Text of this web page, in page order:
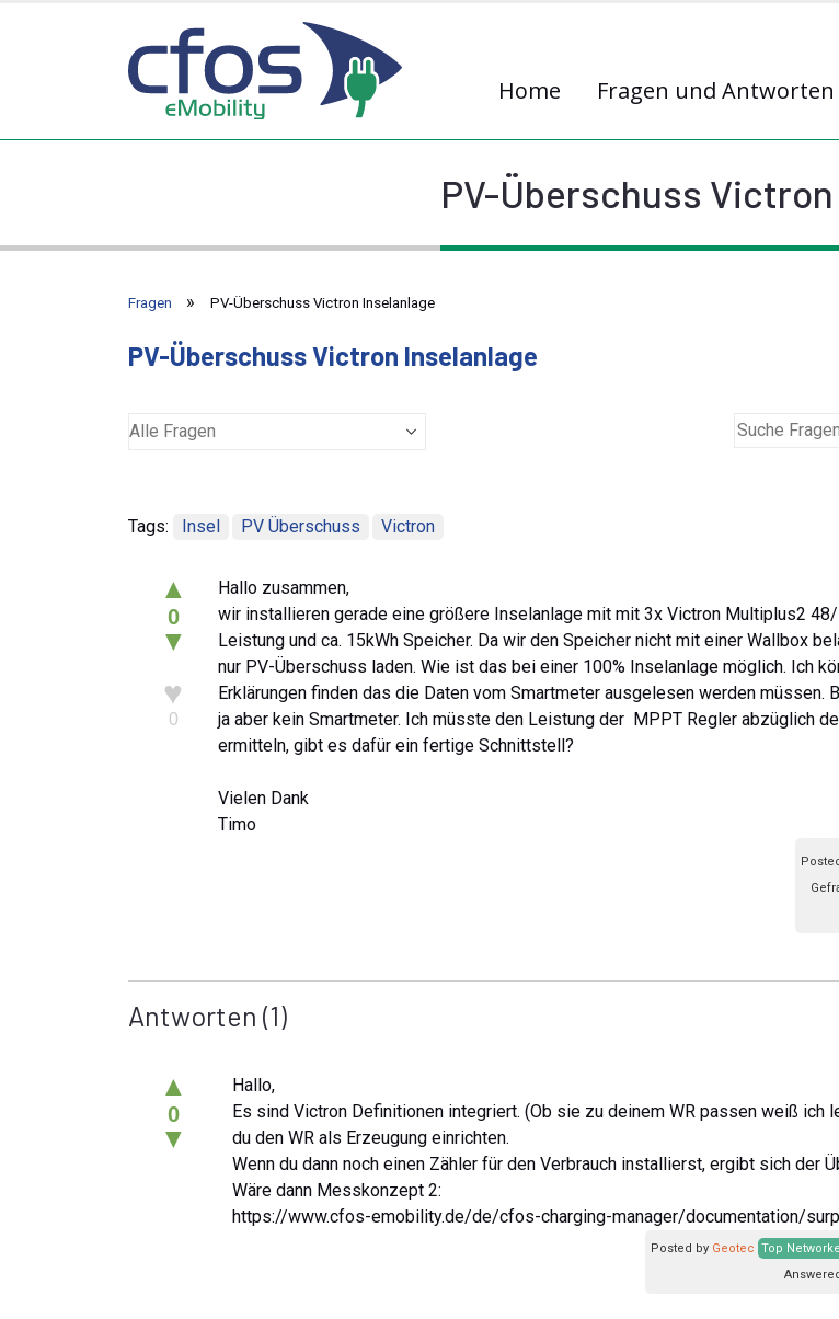
Home Fragen und Antworten
PV-Überschuss
Fragen PV-Überschuss Victron Inselanlage
PV-Überschuss Victron Inselanlage
Tags: Insel PV Überschuss Victron
▲
0
▼
♥
0
Hallo zusammen,
wir installieren gerade eine größere Inselanlage mit mit 3x Victron Multiplus2
Leistung und ca. 15kWh Speicher. Da wir den Speicher nicht mit einer Wallbox
nur PV-Überschuss laden. Wie ist das bei einer 100% Inselanlage möglich. Ich
Erklärungen finden das die Daten vom Smartmeter ausgelesen werden müssen.
ja aber kein Smartmeter. Ich müsste den Leistung der MPPT Regler abzüglich
ermitteln, gibt es dafür ein fertige Schnittstell?
Vielen Dank
Timo
Antworten (1)
▲
0
▼
Hallo,
Es sind Victron Definitionen integriert. (Ob sie zu deinem WR passen weiß ich
du den WR als Erzeugung einrichten.
Wenn du dann noch einen Zähler für den Verbrauch installierst, ergibt sich der
Wäre dann Messkonzept 2:
https://www.cfos-emobility.de/de/cfos-charging-manager/documentation/
Posted by Geotec Top